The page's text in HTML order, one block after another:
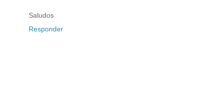
Saludos
Responder